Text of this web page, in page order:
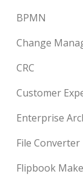
BPMN
Change
CRC
Customer
Enterprise
File Converter
Flipbook